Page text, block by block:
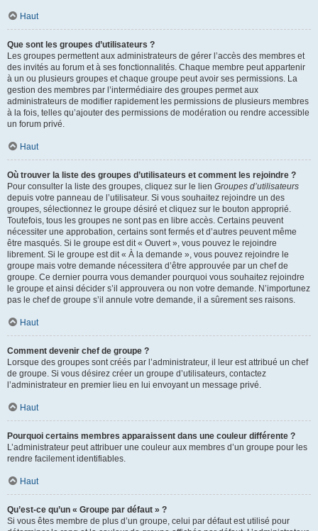
Haut
Que sont les groupes d’utilisateurs ?
Les groupes permettent aux administrateurs de gérer l’accès des membres et
des invités au forum et à ses fonctionnalités. Chaque membre peut appartenir
à un ou plusieurs groupes et chaque groupe peut avoir ses permissions. La
gestion des membres par l’intermédiaire des groupes permet aux
administrateurs de modifier rapidement les permissions de plusieurs membres
à la fois, telles qu’ajouter des permissions de modération ou rendre accessible
un forum privé.
Haut
Où trouver la liste des groupes d’utilisateurs et comment les rejoindre ?
Pour consulter la liste des groupes, cliquez sur le lien Groupes d’utilisateurs
depuis votre panneau de l’utilisateur. Si vous souhaitez rejoindre un des
groupes, sélectionnez le groupe désiré et cliquez sur le bouton approprié.
Toutefois, tous les groupes ne sont pas en libre accès. Certains peuvent
nécessiter une approbation, certains sont fermés et d’autres peuvent même
être masqués. Si le groupe est dit « Ouvert », vous pouvez le rejoindre
librement. Si le groupe est dit « À la demande », vous pouvez rejoindre le
groupe mais votre demande nécessitera d’être approuvée par un chef de
groupe. Ce dernier pourra vous demander pourquoi vous souhaitez rejoindre
le groupe et ainsi décider s’il approuvera ou non votre demande. N’importunez
pas le chef de groupe s’il annule votre demande, il a sûrement ses raisons.
Haut
Comment devenir chef de groupe ?
Lorsque des groupes sont créés par l’administrateur, il leur est attribué un chef
de groupe. Si vous désirez créer un groupe d’utilisateurs, contactez
l’administrateur en premier lieu en lui envoyant un message privé.
Haut
Pourquoi certains membres apparaissent dans une couleur différente ?
L’administrateur peut attribuer une couleur aux membres d’un groupe pour les
rendre facilement identifiables.
Haut
Qu’est-ce qu’un « Groupe par défaut » ?
Si vous êtes membre de plus d’un groupe, celui par défaut est utilisé pour